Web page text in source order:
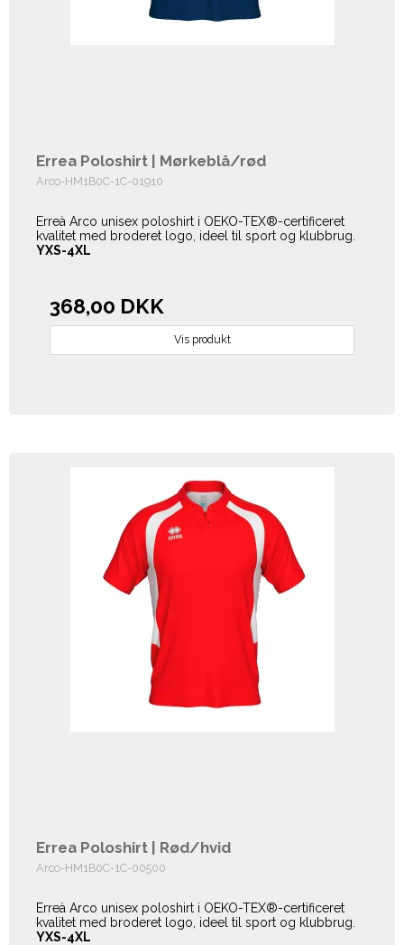
Errea Poloshirt | Mørkeblå/rød
Arco-HM1B0C-1C-01910
Erreà Arco unisex poloshirt i OEKO-TEX®-certificeret
kvalitet med broderet logo, ideel til sport og klubbrug.
YXS-4XL
368,00 DKK
Vis produkt
Errea Poloshirt | Rød/hvid
Arco-HM1B0C-1C-00500
Erreà Arco unisex poloshirt i OEKO-TEX®-certificeret
kvalitet med broderet logo, ideel til sport og klubbrug.
YXS-4XL